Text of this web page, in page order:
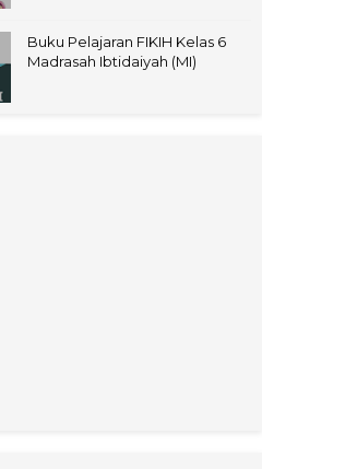
Buku Pelajaran FIKIH Kelas 6
Madrasah Ibtidaiyah (MI)